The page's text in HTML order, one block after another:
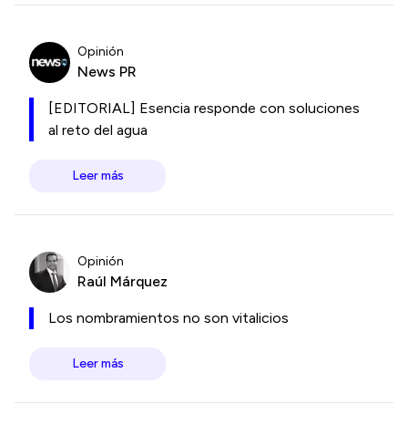
Opinión
News PR
[EDITORIAL] Esencia responde con soluciones
al reto del agua
Leer más
Opinión
Raúl Márquez
Los nombramientos no son vitalicios
Leer más